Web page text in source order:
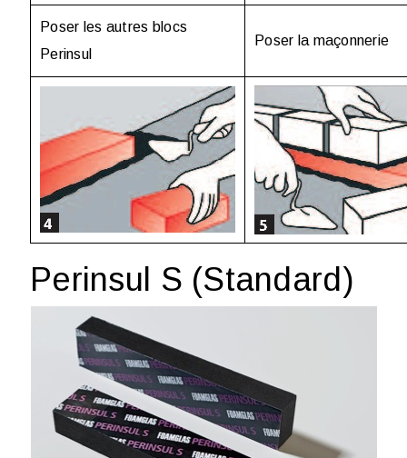
Poser les autres blocs
Perinsul
Poser la maçonnerie
Perinsul S (Standard)